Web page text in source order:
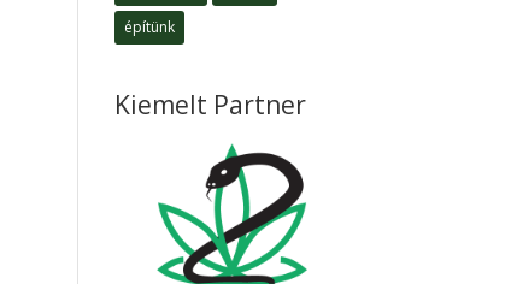
építünk
Kiemelt Partner